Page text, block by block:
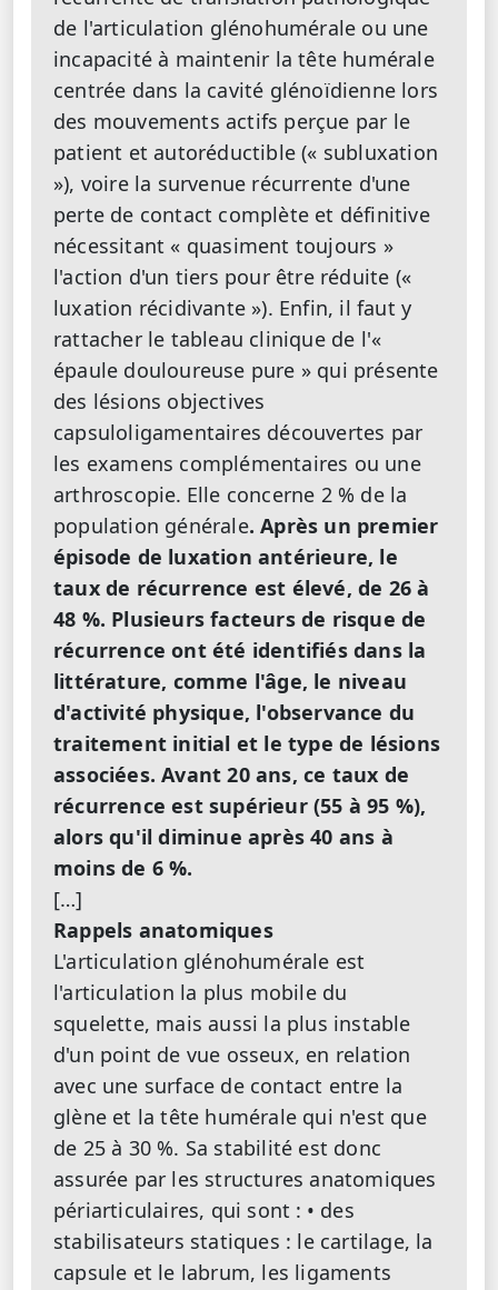
de l'articulation glénohumérale ou une
incapacité à maintenir la tête humérale
centrée dans la cavité glénoïdienne lors
des mouvements actifs perçue par le
patient et autoréductible (« subluxation
»), voire la survenue récurrente d'une
perte de contact complète et définitive
nécessitant « quasiment toujours »
l'action d'un tiers pour être réduite («
luxation récidivante »). Enfin, il faut y
rattacher le tableau clinique de l'«
épaule douloureuse pure » qui présente
des lésions objectives
capsuloligamentaires découvertes par
les examens complémentaires ou une
arthroscopie. Elle concerne 2 % de la
population générale. Après un premier
épisode de luxation antérieure, le
taux de récurrence est élevé, de 26 à
48 %. Plusieurs facteurs de risque de
récurrence ont été identifiés dans la
littérature, comme l'âge, le niveau
d'activité physique, l'observance du
traitement initial et le type de lésions
associées. Avant 20 ans, ce taux de
récurrence est supérieur (55 à 95 %),
alors qu'il diminue après 40 ans à
moins de 6 %.
[…]
Rappels anatomiques
L'articulation glénohumérale est
l'articulation la plus mobile du
squelette, mais aussi la plus instable
d'un point de vue osseux, en relation
avec une surface de contact entre la
glène et la tête humérale qui n'est que
de 25 à 30 %. Sa stabilité est donc
assurée par les structures anatomiques
périarticulaires, qui sont : • des
stabilisateurs statiques : le cartilage, la
capsule et le labrum, les ligaments